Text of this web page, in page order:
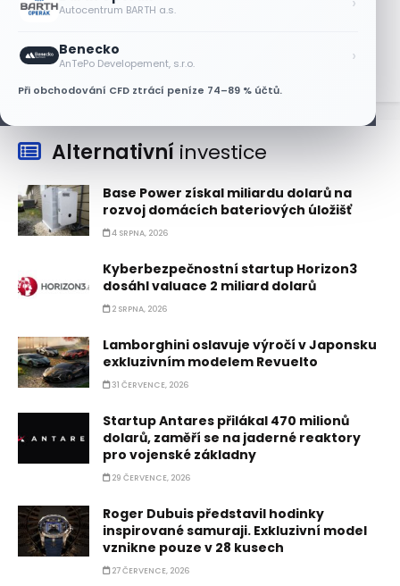
Autocentrum BARTH a.s.
Benecko
AnTePo Developement, s.r.o. ›
Při obchodování CFD ztrácí peníze 74–89 % účtů.
na plán výplaty dividend
Alternativní investice
Base Power získal miliardu dolarů na
rozvoj domácích bateriových úložišť
4 SRPNA, 2026
Kyberbezpečnostní startup Horizon3
dosáhl valuace 2 miliard dolarů
2 SRPNA, 2026
Lamborghini oslavuje výročí v Japonsku
exkluzivním modelem Revuelto
31 ČERVENCE, 2026
Startup Antares přilákal 470 milionů
dolarů, zaměří se na jaderné reaktory
pro vojenské základny
29 ČERVENCE, 2026
Roger Dubuis představil hodinky
inspirované samuraji. Exkluzivní model
vznikne pouze v 28 kusech
27 ČERVENCE, 2026